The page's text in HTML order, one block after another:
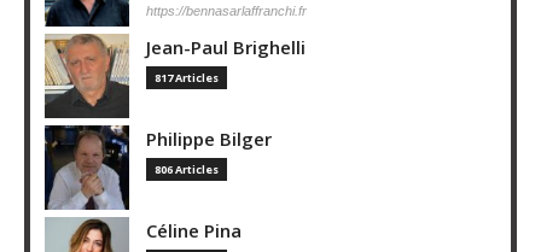
https://bennasarlaffranchi.fr
Jean-Paul Brighelli
817 Articles
Philippe Bilger
806 Articles
Céline Pina